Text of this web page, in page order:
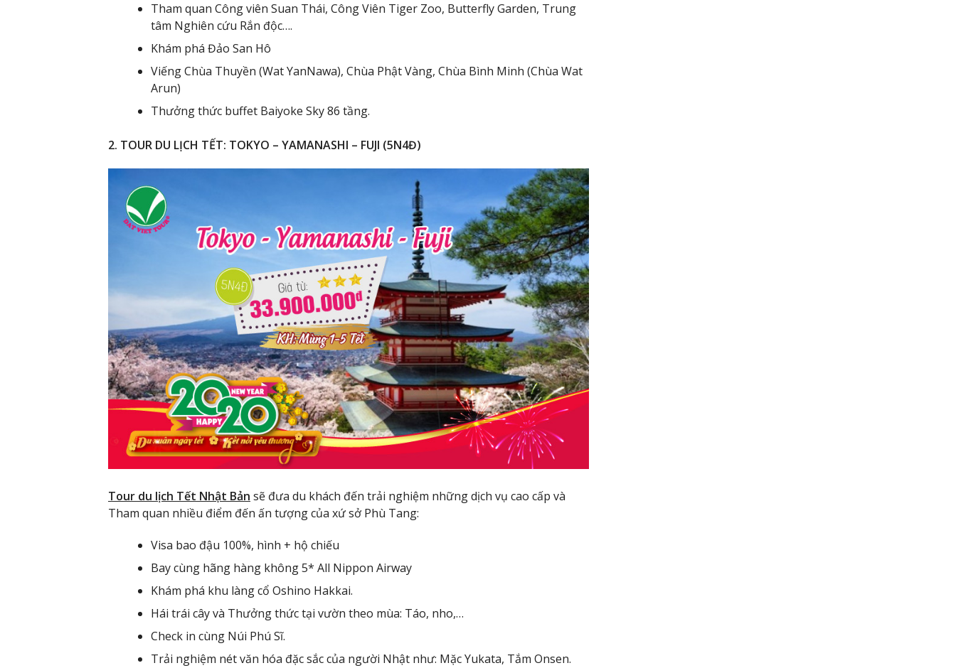
Tham quan Công viên Suan Thái, Công Viên Tiger Zoo, Butterfly Garden, Trung
tâm Nghiên cứu Rắn độc….
Khám phá Đảo San Hô
Viếng Chùa Thuyền (Wat YanNawa), Chùa Phật Vàng, Chùa Bình Minh (Chùa Wat
Arun)
Thưởng thức buffet Baiyoke Sky 86 tầng.
2. TOUR DU LỊCH TẾT: TOKYO – YAMANASHI – FUJI (5N4Đ)
Tour du lịch Tết Nhật Bản sẽ đưa du khách đến trải nghiệm những dịch vụ cao cấp và
Tham quan nhiều điểm đến ấn tượng của xứ sở Phù Tang:
Visa bao đậu 100%, hình + hộ chiếu
Bay cùng hãng hàng không 5* All Nippon Airway
Khám phá khu làng cổ Oshino Hakkai.
Hái trái cây và Thưởng thức tại vườn theo mùa: Táo, nho,…
Check in cùng Núi Phú Sĩ.
Trải nghiệm nét văn hóa đặc sắc của người Nhật như: Mặc Yukata, Tắm Onsen.